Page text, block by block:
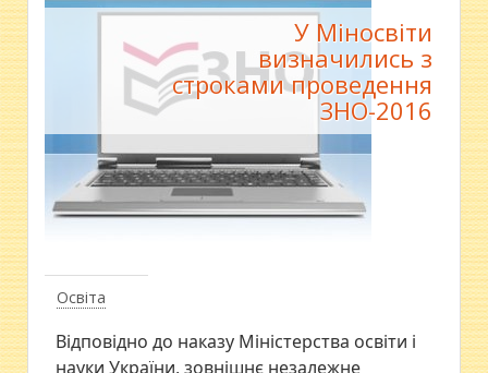
Освіта
У Міносвіти
визначились з
строками проведення
ЗНО-2016
Відповідно до наказу Міністерства освіти і
науки України, зовнішнє незалежне